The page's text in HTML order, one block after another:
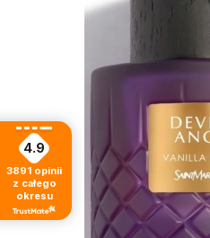
4.9
3891 opinii
z całego
okresu